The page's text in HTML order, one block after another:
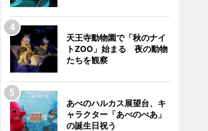
天王寺動物園で「秋のナイ
トZOO」始まる 夜の動物
たちを観察
あべのハルカス展望台、キ
ャラクター「あべのべあ」
の誕生日祝う